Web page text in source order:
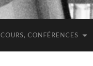
COURS, CONFÉRENCES